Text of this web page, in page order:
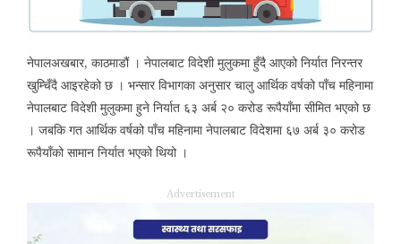
नेपालअखबार, काठमाडौं । नेपालबाट विदेशी मुलुकमा हुँदै आएको निर्यात निरन्तर
खुम्चिँदै आइरहेको छ । भन्सार विभागका अनुसार चालु आर्थिक वर्षको पाँच महिनामा
नेपालबाट विदेशी मुलुकमा हुने निर्यात ६३ अर्ब २० करोड रूपैयाँमा सीमित भएको छ
। जबकि गत आर्थिक वर्षको पाँच महिनामा नेपालबाट विदेशमा ६७ अर्ब ३० करोड
रूपैयाँको सामान निर्यात भएको थियो ।
Advertisement